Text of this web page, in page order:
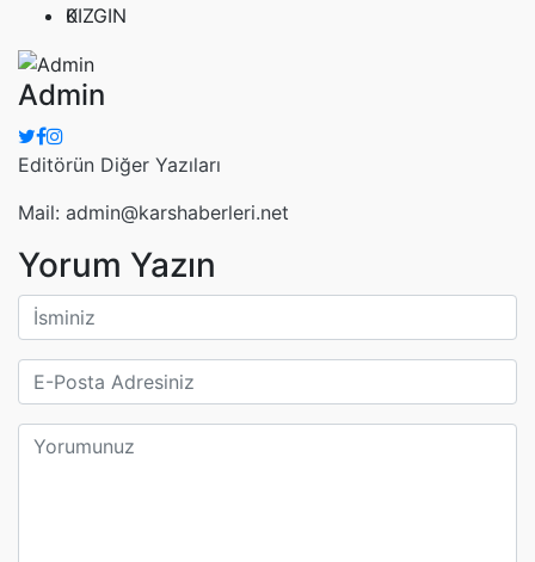
0
KIZGIN
Admin
Editörün Diğer Yazıları
Mail: admin@karshaberleri.net
Yorum Yazın